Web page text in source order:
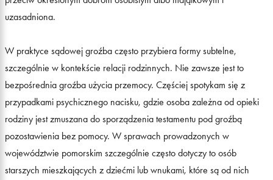
uzasadniona.
W praktyce sądowej groźba często przybiera formy subtelne,
szczególnie w kontekście relacji rodzinnych. Nie zawsze jest to
bezpośrednia groźba użycia przemocy. Częściej spotykam się z
przypadkami psychicznego nacisku, gdzie osoba zależna od opieki
rodziny jest zmuszana do sporządzenia testamentu pod groźbą
pozostawienia bez pomocy. W sprawach prowadzonych w
województwie pomorskim szczególnie często dotyczy to osób
starszych mieszkających z dziećmi lub wnukami, które są od nich